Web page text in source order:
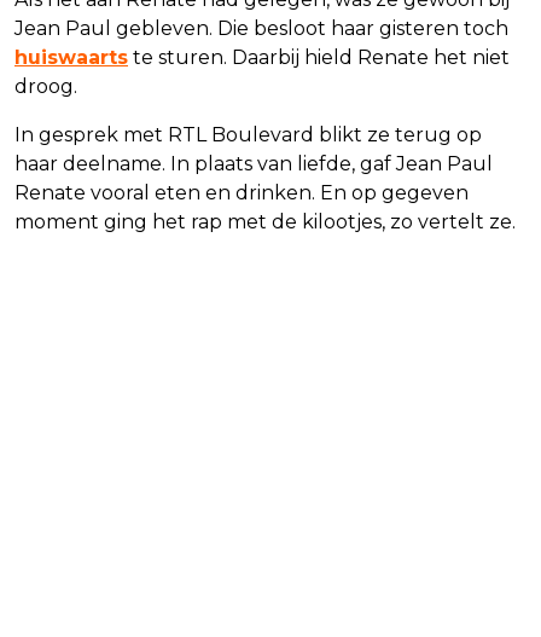
Jean Paul gebleven. Die besloot haar gisteren toch
huiswaarts te sturen. Daarbij hield Renate het niet
droog.
In gesprek met RTL Boulevard blikt ze terug op
haar deelname. In plaats van liefde, gaf Jean Paul
Renate vooral eten en drinken. En op gegeven
moment ging het rap met de kilootjes, zo vertelt ze.